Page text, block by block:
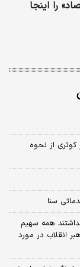
را اینجا
از نحوه
سنا
همه سهیم
انقلاب در مورد